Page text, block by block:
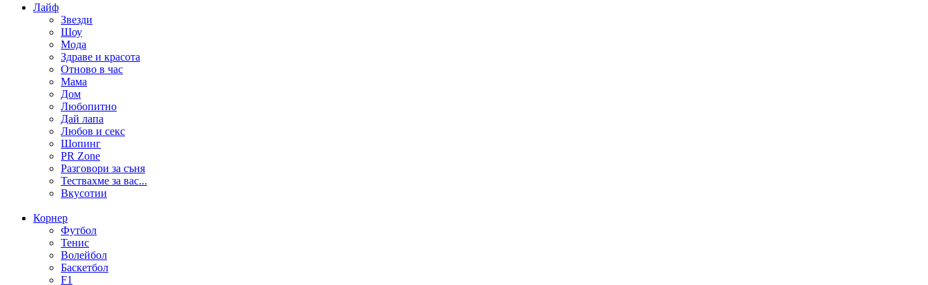
Лайф
Звезди
Шоу
Мода
Здраве и красота
Отново в час
Мама
Дом
Любопитно
Дай лапа
Любов и секс
Шопинг
PR Zone
Разговори за съня
Тествахме за вас...
Вкусотии
Корнер
Футбол
Тенис
Волейбол
Баскетбол
F1